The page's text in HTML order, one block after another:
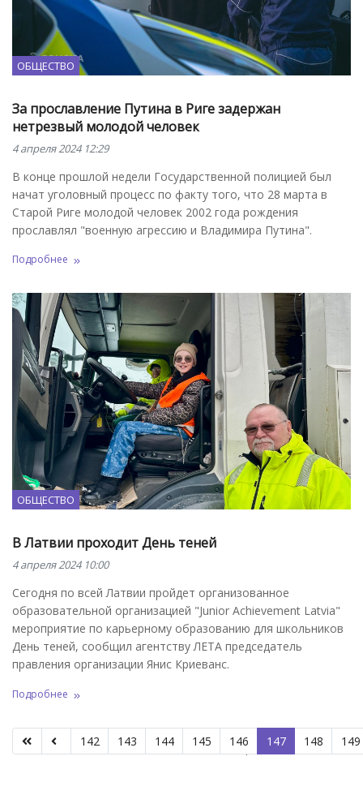
ОБЩЕСТВО
За прославление Путина в Риге задержан
нетрезвый молодой человек
4 апреля 2024 12:29
В конце прошлой недели Государственной полицией был
начат уголовный процесс по факту того, что 28 марта в
Старой Риге молодой человек 2002 года рождения
прославлял "военную агрессию и Владимира Путина".
Подробнее
ОБЩЕСТВО
В Латвии проходит День теней
4 апреля 2024 10:00
Сегодня по всей Латвии пройдет организованное
образовательной организацией "Junior Achievement Latvia"
мероприятие по карьерному образованию для школьников
День теней, сообщил агентству ЛЕТА председатель
правления организации Янис Криеванс.
Подробнее
Страница 147 из 312
142 143 144 145 146 147 148 149